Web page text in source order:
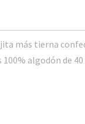
más tierna
algodón de